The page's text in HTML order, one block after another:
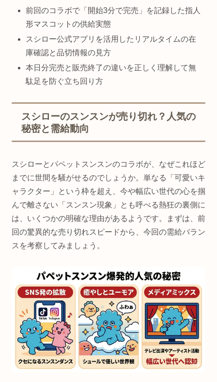
前回のコラボで「開始3分で完売」を記録した指人
形マスコットの供給実態
スシロー公式アプリを活用したリアルタイムの在
庫確認と品切情報の見方
本日分完売と販売終了の違いを正しく理解して無
駄足を防ぐ立ち回り方
スシローのスンスンが売り切れ？人気の
秘密と需給動向
スシローとパペットスンスンのコラボが、なぜこれほど
までに世間を騒がせるのでしょうか。単なる「可愛いキ
ャラクター」という枠を超え、今や幅広い世代の心を掴
んで離さない「スンスン現象」とも呼べる熱狂の裏側に
は、いくつかの明確な理由があるようです。まずは、前
回の驚異的な売り切れスピードから、今回の需給バラン
スを考察してみましょう。